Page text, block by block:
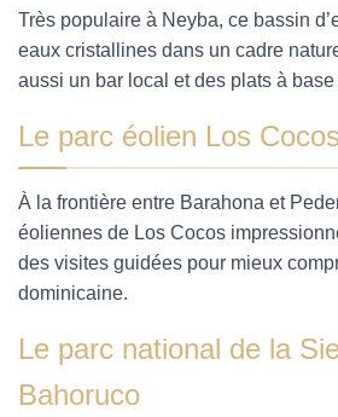
Très populaire à Neyba, ce bassin
eaux cristallines dans un cadre
aussi un bar local et des plats à
Le parc éolien Los Cocos
À la frontière entre Barahona et
éoliennes de Los Cocos
des visites guidées pour mieux
dominicaine.
Le parc national de la
Bahoruco